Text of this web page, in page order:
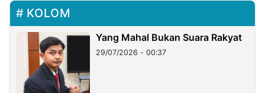
KOLOM
Yang Mahal Bukan Suara Rakyat
29/07/2026 - 00:37